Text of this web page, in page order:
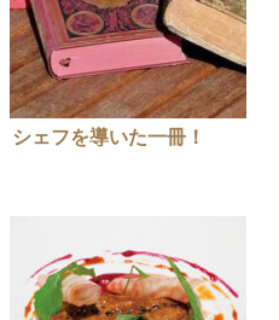
シェフを導いた一冊！